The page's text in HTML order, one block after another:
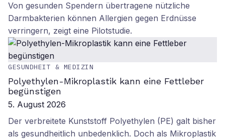
Von gesunden Spendern übertragene nützliche
Darmbakterien können Allergien gegen Erdnüsse
verringern, zeigt eine Pilotstudie.
GESUNDHEIT & MEDIZIN
Polyethylen-Mikroplastik kann eine Fettleber
begünstigen
5. August 2026
Der verbreitete Kunststoff Polyethylen (PE) galt bisher
als gesundheitlich unbedenklich. Doch als Mikroplastik